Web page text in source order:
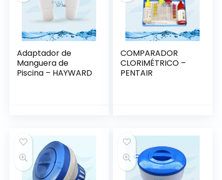
Adaptador de
Manguera de
Piscina – HAYWARD
COMPARADOR
CLORIMÉTRICO –
PENTAIR